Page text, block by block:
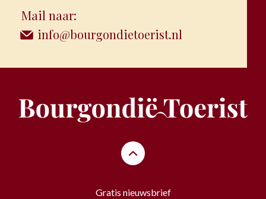
Mail naar:
info@bourgondietoerist.nl
Gratis nieuwsbrief